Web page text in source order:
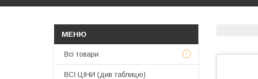
Всі товари
ВСІ ЦІНИ (див таблицю)